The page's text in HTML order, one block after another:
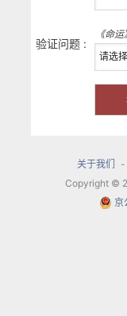
验证问题 :
《命
关于我们 -
Copyright ©
京